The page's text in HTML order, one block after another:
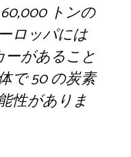
トンの
ロッパには
があること
で 50 の炭素
性がありま